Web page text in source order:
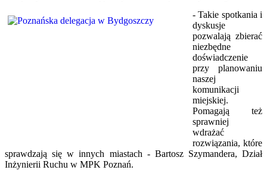
- Takie spotkania i
dyskusje
pozwalają zbierać
niezbędne
doświadczenie
przy planowaniu
naszej
komunikacji
miejskiej.
Pomagają też
sprawniej
wdrażać
rozwiązania, które
sprawdzają się w innych miastach - Bartosz Szymandera, Dział
Inżynierii Ruchu w MPK Poznań.